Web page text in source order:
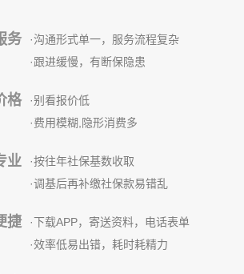
务
·沟通形式单一，服务流程复杂
·跟进缓慢，有断保隐患
格
·别看报价低
·费用模糊,隐形消费多
业
·按往年社保基数收取
·调基后再补缴社保款易错乱
捷
·下载APP，寄送资料，电话表单
·效率低易出错，耗时耗精力